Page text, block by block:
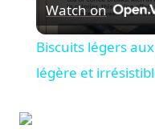
Watch on
Biscuits légers
légère et